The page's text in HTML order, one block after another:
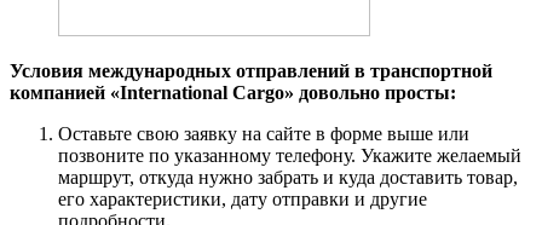
Условия международных отправлений в транспортной
компанией «International Cargo» довольно просты:
Оставьте свою заявку на сайте в форме выше или
позвоните по указанному телефону. Укажите желаемый
маршрут, откуда нужно забрать и куда доставить товар,
его характеристики, дату отправки и другие